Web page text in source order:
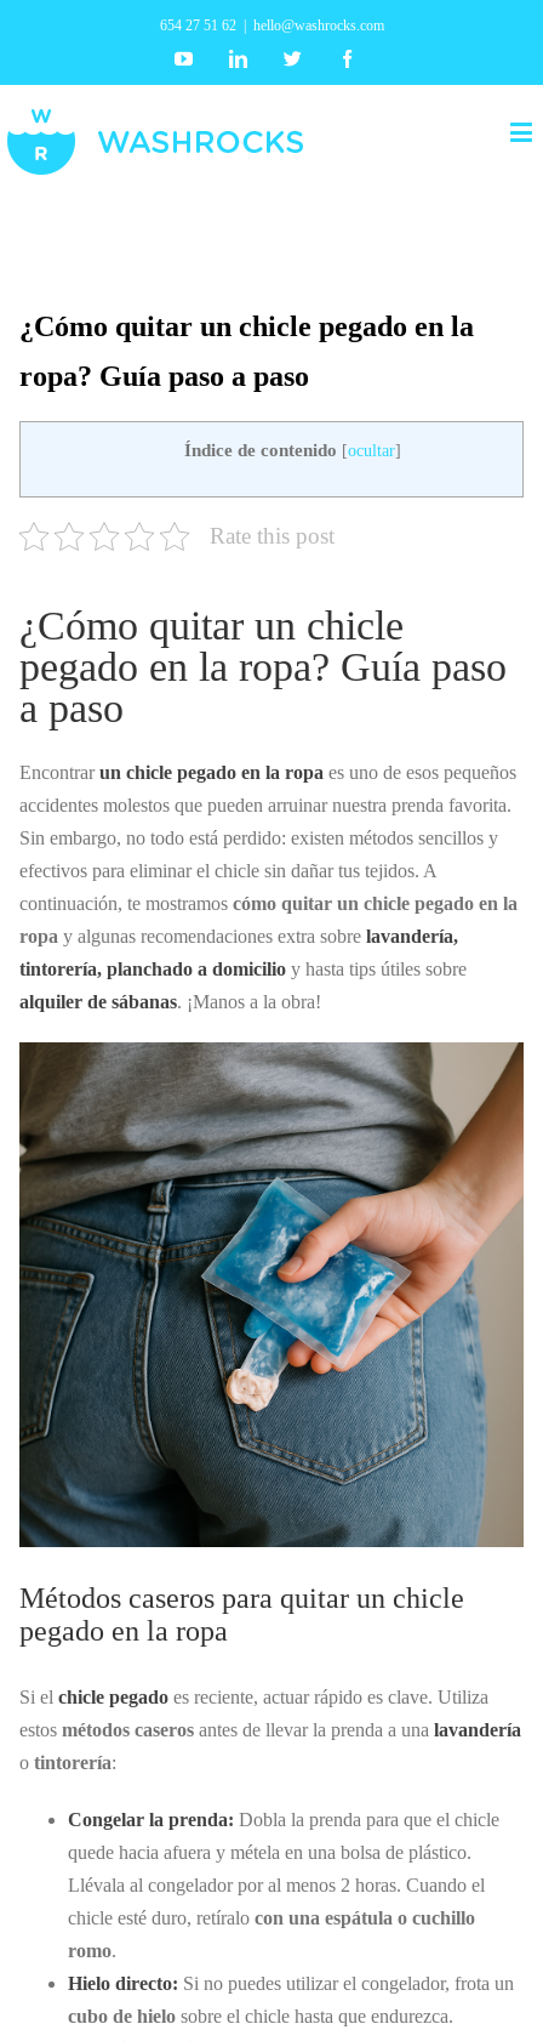
654 27 51 62 hello@washrocks.com
YoutubeLinkedin Twitter
¿Cómo quitar un chicle pegado en la
ropa? Guía paso a paso
Índice de contenido [ocultar]
Rate this post
¿Cómo quitar un chicle
pegado en la ropa? Guía paso
a paso
Encontrarun chicle pegado en la ropa es uno de esos pequeños
accidentes molestos que pueden arruinar nuestra prenda favorita.
Sin embargo, no todo está perdido: existen métodos sencillos y
efectivos para eliminar el chicle sin dañar tus tejidos. A
continuación, te mostramos cómo quitar un chicle pegado en la
ropa y algunas recomendaciones extra sobre lavandería,
tintorería, planchado a domicilio y hasta tips útiles sobre
alquiler de sábanas. ¡Manos a la obra!
Métodos caseros para quitar un chicle
pegado en la ropa
Si el chicle pegado es reciente, actuar rápido es clave. Utiliza
estos métodos caseros antes de llevar la prenda a una lavandería
o tintorería:
Congelar la prenda: Dobla la prenda para que el chicle
quede hacia afuera y métela en una bolsa de plástico.
Llévala al congelador por al menos 2 horas. Cuando el
chicle esté duro, retíralo con una espátula o cuchillo
romo.
Hielo directo: Si no puedes utilizar el congelador, frota un
cubo de hielo sobre el chicle hasta que endurezca.